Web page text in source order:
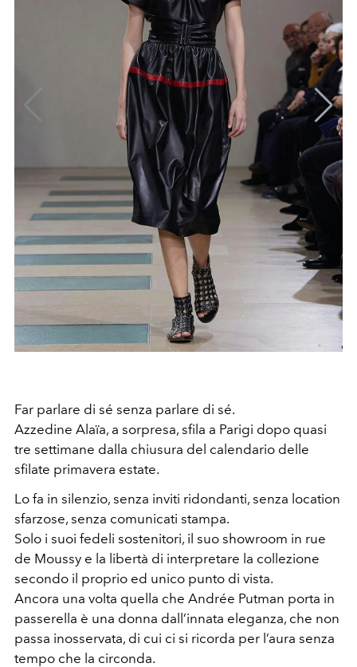
Far parlare di sé senza parlare di sé.
Azzedine Alaïa, a sorpresa, sfila a Parigi dopo quasi
tre settimane dalla chiusura del calendario delle
sfilate primavera estate.
Lo fa in silenzio, senza inviti ridondanti, senza location
sfarzose, senza comunicati stampa.
Solo i suoi fedeli sostenitori, il suo showroom in rue
de Moussy e la libertà di interpretare la collezione
secondo il proprio ed unico punto di vista.
Ancora una volta quella che Andrée Putman porta in
passerella è una donna dall’innata eleganza, che non
passa inosservata, di cui ci si ricorda per l’aura senza
tempo che la circonda.